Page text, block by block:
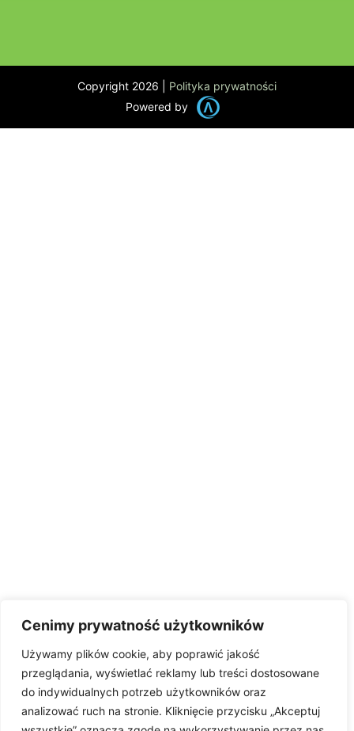
Cenimy prywatność użytkowników
Używamy plików cookie, aby poprawić jakość
przeglądania, wyświetlać reklamy lub treści dostosowane
do indywidualnych potrzeb użytkowników oraz
analizować ruch na stronie. Kliknięcie przycisku „Akceptuj
Copyright 2026 | Polityka prywatności
Powered by